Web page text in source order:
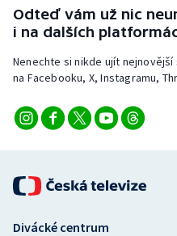
Short track
Triatlon
Odteď vám už nic
i na dalších
Nenechte si nikde ujít
na Facebooku, X, Instagramu,
Divácké centrum